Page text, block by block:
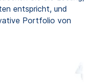
entspricht, und
Portfolio von